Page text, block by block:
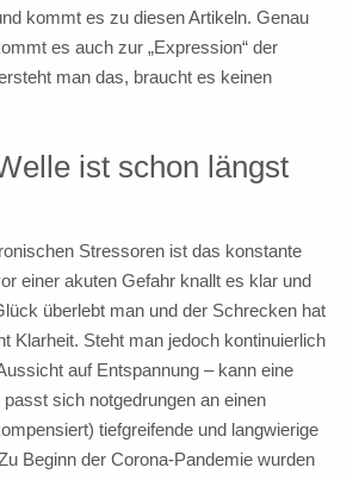
kommt es zu diesen Artikeln. Genau
es auch zur „Expression“ der
man das, braucht es keinen
ist schon längst
Stressoren ist das konstante
einer akuten Gefahr knallt es klar und
überlebt man und der Schrecken hat
Klarheit. Steht man jedoch kontinuierlich
auf Entspannung – kann eine
sich notgedrungen an einen
tiefgreifende und langwierige
Beginn der Corona-Pandemie wurden